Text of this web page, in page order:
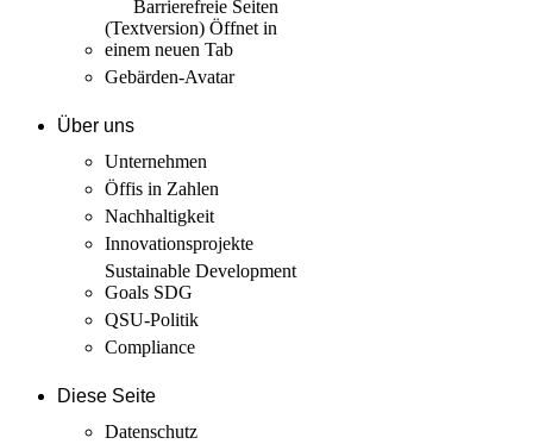
Barrierefreie Seiten
(Textversion) Öffnet in
einem neuen Tab
Gebärden-Avatar
Über uns
Unternehmen
Öffis in Zahlen
Nachhaltigkeit
Innovations­projekte
Sustainable Development
Goals SDG
QSU-Politik
Compliance
Diese Seite
Datenschutz